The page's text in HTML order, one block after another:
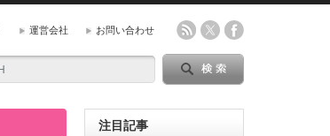
運営会社 お問い合わせ
注目記事